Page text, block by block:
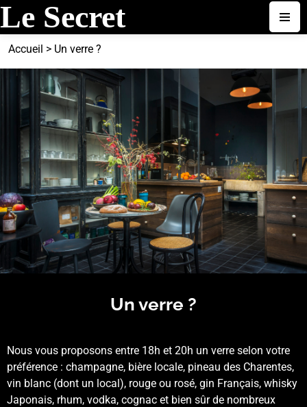
Accueil > Un verre ?
Un verre ?
Nous vous proposons entre 18h et 20h un verre selon votre
préférence : champagne, bière locale, pineau des Charentes,
vin blanc (dont un local), rouge ou rosé, gin Français, whisky
Japonais, rhum, vodka, cognac et bien sûr de nombreux